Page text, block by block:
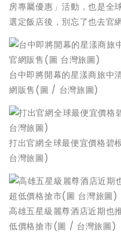
房專屬優惠」活動，也是全
選定飯店後，別忘了也去官
台中即將開幕的星漾商旅中
網販售(圖 / 台灣旅圖)
打出官網全球最便宜價格碧
台灣旅圖)
高雄五星級麗尊酒店近期也
低價格搶市(圖 / 台灣旅圖)